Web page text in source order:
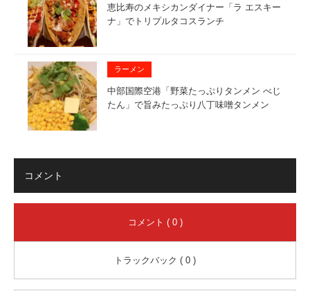
恵比寿のメキシカンダイナー「ラ エスキー
ナ」でトリプルタコスランチ
ラーメン
中部国際空港「野菜たっぷりタンメン べじ
たん」で旨みたっぷり八丁味噌タンメン
コメント
コメント ( 0 )
トラックバック ( 0 )